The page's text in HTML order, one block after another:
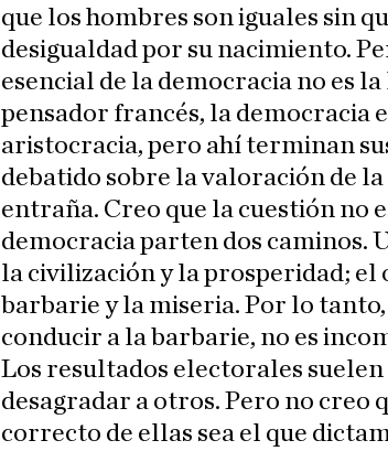
que los hombres son iguales sin
desigualdad por su nacimiento.
esencial de la democracia no es
pensador francés, la democracia
aristocracia, pero ahí terminan
debatido sobre la valoración de
entraña. Creo que la cuestión no
democracia parten dos caminos.
la civilización y la prosperidad; el
barbarie y la miseria. Por lo
conducir a la barbarie, no es
Los resultados electorales suelen
desagradar a otros. Pero no creo
correcto de ellas sea el que